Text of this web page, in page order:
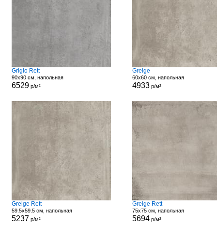
Grigio Rett
90x90 см, напольная
6529р/м²
Greige
60x60 см, напольная
4933р/м²
Greige Rett
59.5x59.5 см, напольная
5237 р/м²
Greige Rett
75x75 см, напольная
5694р/м²